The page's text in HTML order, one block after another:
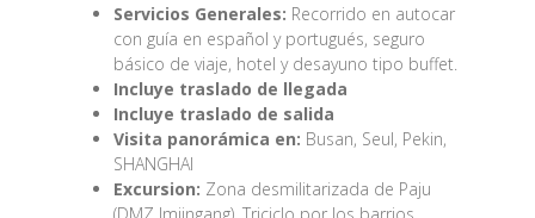
Servicios Generales: Recorrido en autocar
con guía en español y portugués, seguro
básico de viaje, hotel y desayuno tipo buffet.
Incluye traslado de llegada
Incluye traslado de salida
Visita panorámica en: Busan, Seul, Pekin,
SHANGHAI
Excursion: Zona desmilitarizada de Paju
(DMZ Imjingang), Triciclo por los barrios